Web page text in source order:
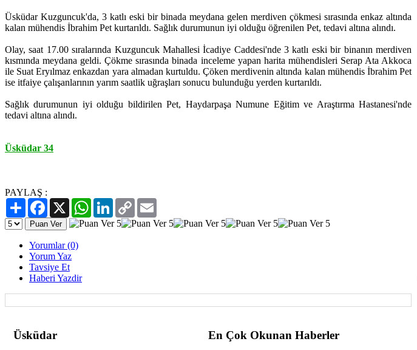
Üsküdar Kuzguncuk'da, 3 katlı eski bir binada meydana gelen merdiven çökmesi sırasında enkaz altında
kalan mühendis İbrahim Pet kurtarıldı. Sağlık durumunun iyi olduğu öğrenilen Pet, tedavi altına alındı.
Olay, saat 17.00 sıralarında Kuzguncuk Mahallesi İcadiye Caddesi'nde 3 katlı eski bir binanın merdiven
kısmında meydana geldi. Çökme sırasında binada inceleme yapan harita mühendisleri Serap Ata Akkoca
ile Suat Eryılmaz enkazdan yara almadan kurtuldu. Çöken merdivenin altında kalan mühendis İbrahim Pet
ise itfaiye çalışanlarının yarım saatlik uğraşları sonucu bulunduğu yerden kurtarıldı.
Sağlık durumunun iyi olduğu bildirilen Pet, Haydarpaşa Numune Eğitim ve Araştırma Hastanesi'nde
tedavi altına alındı.
Üsküdar 34
PAYLAŞ :
PaylaşFacebook
X WhatsAppLinkedIn
Copy
Link
Yorumlar (0)
Yorum Yaz
Tavsiye Et
Haberi Yazdir
Üsküdar En Çok Okunan Haberler